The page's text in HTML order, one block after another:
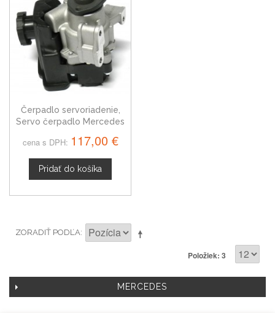
Čerpadlo servoriadenie,
Servo čerpadlo Mercedes
cena s DPH: 117,00 €
Pridať do košíka
ZORADIŤ PODĽA
Položiek: 3
MERCEDES